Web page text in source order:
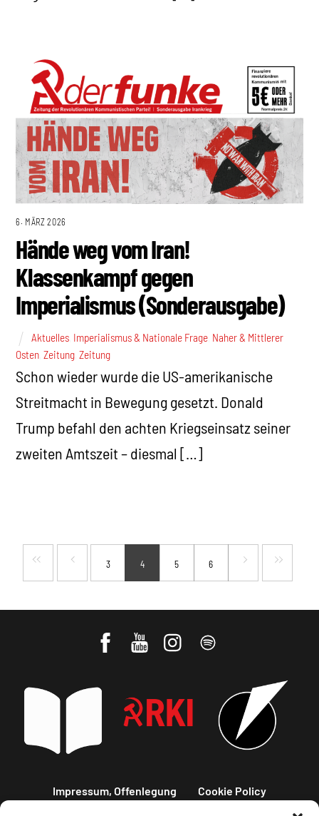
6. MÄRZ 2026
Hände weg vom Iran!
Klassenkampf gegen
Imperialismus (Sonderausgabe)
Aktuelles Imperialismus & Nationale Frage Naher & Mittlerer
Osten ,Zeitung ,Zeitung
Schon wieder wurde die US-amerikanische
Streitmacht in Bewegung gesetzt. Donald
Trump befahl den achten Kriegseinsatz seiner
zweiten Amtszeit – diesmal […]
3 4 5 6
Impressum, Offenlegung Cookie Policy